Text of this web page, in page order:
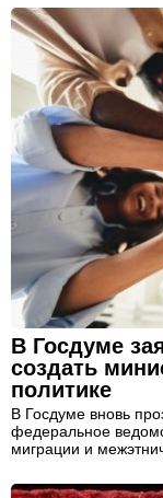
В Госдуме
создать
политике
В Госдуме вновь
федеральное
миграции и